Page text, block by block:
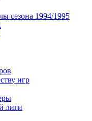
сезона 1994/1995
игр
лиги